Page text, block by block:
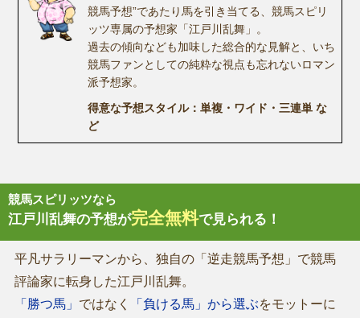
競馬予想”であたり馬を引き当てる、競馬スピリ
ッツ専属の予想家「江戸川乱舞」。
過去の傾向なども加味した総合的な見解と、いち
競馬ファンとしての純粋な視点も忘れないロマン
派予想家。
得意な予想スタイル：単複・ワイド・三連単 な
ど
競馬スピリッツなら
江戸川乱舞の予想が完全無料で見られる！
平凡サラリーマンから、独自の「逆走競馬予想」で競馬
評論家に転身した江戸川乱舞。
「勝つ馬」 ではなく 「負ける馬」から選ぶをモットーに